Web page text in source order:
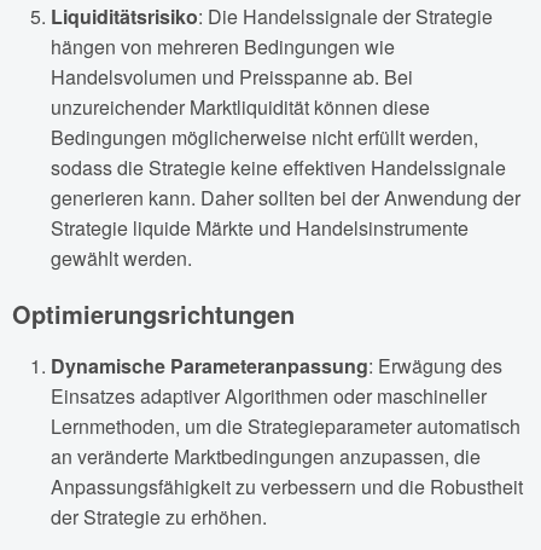
Liquiditätsrisiko: Die Handelssignale der Strategie
hängen von mehreren Bedingungen wie
Handelsvolumen und Preisspanne ab. Bei
unzureichender Marktliquidität können diese
Bedingungen möglicherweise nicht erfüllt werden,
sodass die Strategie keine effektiven Handelssignale
generieren kann. Daher sollten bei der Anwendung der
Strategie liquide Märkte und Handelsinstrumente
gewählt werden.
Optimierungsrichtungen
Dynamische Parameteranpassung: Erwägung des
Einsatzes adaptiver Algorithmen oder maschineller
Lernmethoden, um die Strategieparameter automatisch
an veränderte Marktbedingungen anzupassen, die
Anpassungsfähigkeit zu verbessern und die Robustheit
der Strategie zu erhöhen.